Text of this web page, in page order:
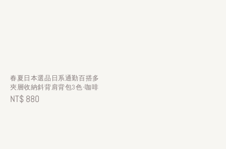
春夏日本選品日系通勤百搭多
夾層收納斜背肩背包3色-咖啡
Regular
NT$ 880